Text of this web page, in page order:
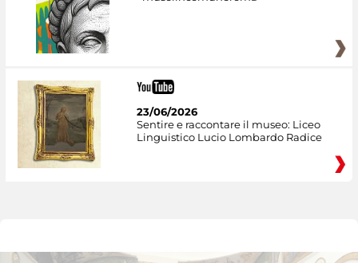
23/06/2026
Sentire e raccontare il museo: Liceo
Linguistico Lucio Lombardo Radice